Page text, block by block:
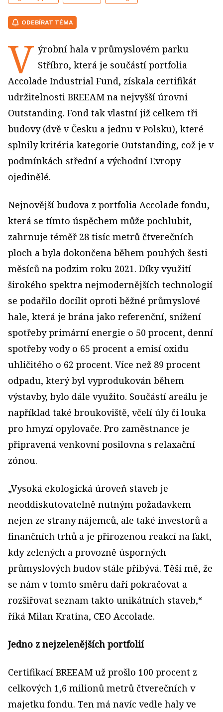
ODEBÍRAT TÉMA
V ýrobní hala v průmyslovém parku
Stříbro, která je součástí portfolia
Accolade Industrial Fund, získala certifikát
udržitelnosti BREEAM na nejvyšší úrovni
Outstanding. Fond tak vlastní již celkem tři
budovy (dvě v Česku a jednu v Polsku), které
splnily kritéria kategorie Outstanding, což je v
podmínkách střední a východní Evropy
ojedinělé.
Nejnovější budova z portfolia Accolade fondu,
která se tímto úspěchem může pochlubit,
zahrnuje téměř 28 tisíc metrů čtverečních
ploch a byla dokončena během pouhých šesti
měsíců na podzim roku 2021. Díky využití
širokého spektra nejmodernějších technologií
se podařilo docílit oproti běžné průmyslové
hale, která je brána jako referenční, snížení
spotřeby primární energie o 50 procent, denní
spotřeby vody o 65 procent a emisí oxidu
uhličitého o 62 procent. Více než 89 procent
odpadu, který byl vyprodukován během
výstavby, bylo dále využito. Součástí areálu je
například také broukoviště, včelí úly či louka
pro hmyzí opylovače. Pro zaměstnance je
připravená venkovní posilovna s relaxační
zónou.
„Vysoká ekologická úroveň staveb je
neoddiskutovatelně nutným požadavkem
nejen ze strany nájemců, ale také investorů a
finančních trhů a je přirozenou reakcí na fakt,
kdy zelených a provozně úsporných
průmyslových budov stále přibývá. Těší mě, že
se nám v tomto směru daří pokračovat a
rozšiřovat seznam takto unikátních staveb,“
říká Milan Kratina, CEO Accolade.
Jedno z nejzelenějších portfolií
Certifikací BREEAM už prošlo 100 procent z
celkových 1,6 milionů metrů čtverečních v
majetku fondu. Ten má navíc vedle haly ve